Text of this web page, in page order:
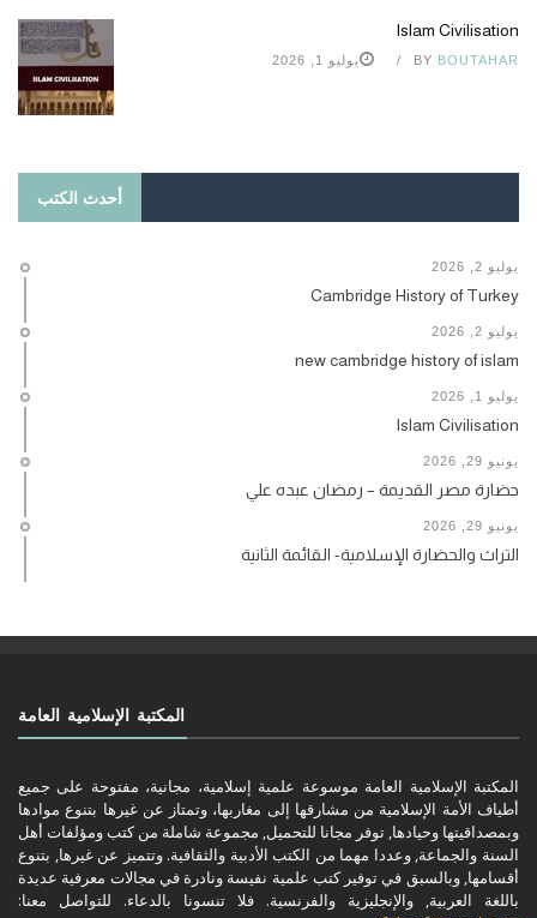
Islam Civilisation
BY BOUTAHAR يوليو 1, 2026
أحدث الكتب
يوليو 2, 2026
Cambridge History of Turkey
يوليو 2, 2026
new cambridge history of islam
يوليو 1, 2026
Islam Civilisation
يونيو 29, 2026
حضارة مصر القديمة – رمضان عبده علي
يونيو 29, 2026
التراث والحضارة الإسلامية- القائمة الثانية
المكتبة الإسلامية العامة
المكتبة الإسلامية العامة موسوعة علمية إسلامية، مجانية، مفتوحة على جميع
أطياف الأمة الإسلامية من مشارقها إلى مغاربها، وتمتاز عن غيرها بتنوع موادها
وبمصداقيتها وحيادها, توفر مجانا للتحميل, مجموعة شاملة من كتب ومؤلفات أهل
السنة والجماعة, وعددا مهما من الكتب الأدبية والثقافية. وتتميز عن غيرها, بتنوع
أقسامها, وبالسبق في توفير كتب علمية نفيسة ونادرة في مجالات معرفية عديدة
باللغة العربية, والإنجليزية والفرنسية. فلا تنسونا بالدعاء. للتواصل معنا: